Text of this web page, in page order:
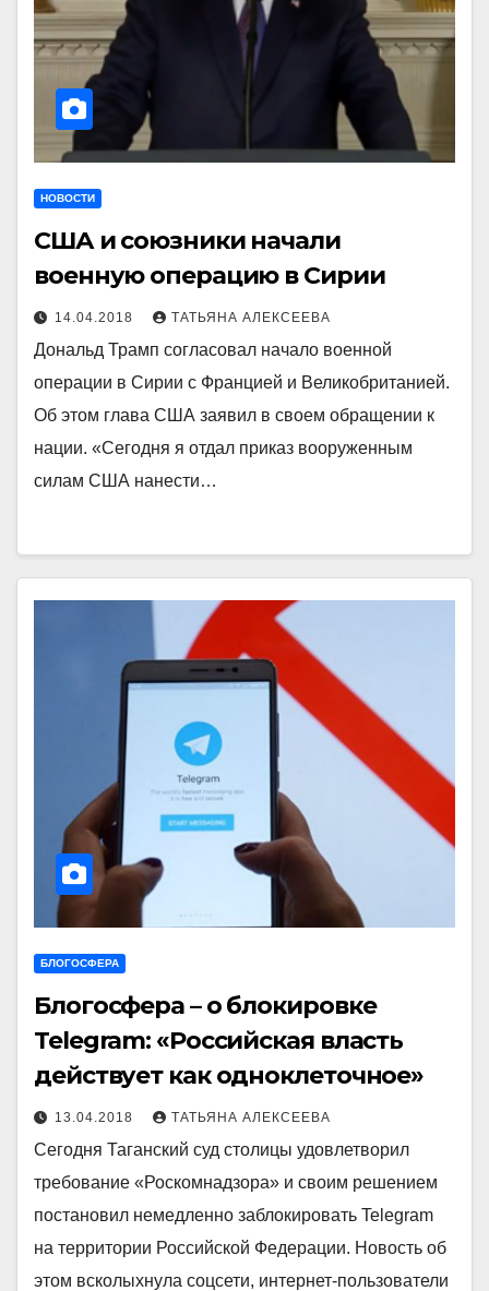
НОВОСТИ
США и союзники начали
военную операцию в Сирии
14.04.2018 ТАТЬЯНА АЛЕКСЕЕВА
Дональд Трамп согласовал начало военной
операции в Сирии с Францией и Великобританией.
Об этом глава США заявил в своем обращении к
нации. «Сегодня я отдал приказ вооруженным
силам США нанести…
БЛОГОСФЕРА
Блогосфера – о блокировке
Telegram: «Российская власть
действует как одноклеточное»
13.04.2018 ТАТЬЯНА АЛЕКСЕЕВА
Сегодня Таганский суд столицы удовлетворил
требование «Роскомнадзора» и своим решением
постановил немедленно заблокировать Telegram
на территории Российской Федерации. Новость об
этом всколыхнула соцсети, интернет-пользователи